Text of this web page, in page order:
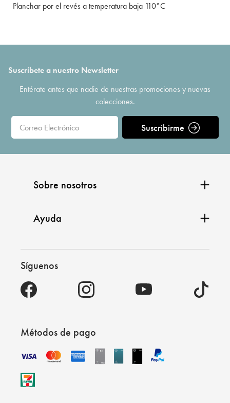
Planchar por el revés a temperatura baja 110°C
Suscríbete a nuestro Newsletter
Entérate antes que nadie de nuestras promociones y nuevas
colecciones.
Suscribirme
Sobre nosotros
Ayuda
Síguenos
Métodos de pago